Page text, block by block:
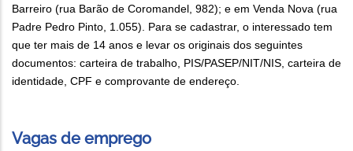
Barreiro (rua Barão de Coromandel, 982); e em Venda Nova (rua
Padre Pedro Pinto, 1.055). Para se cadastrar, o interessado tem
que ter mais de 14 anos e levar os originais dos seguintes
documentos: carteira de trabalho, PIS/PASEP/NIT/NIS, carteira de
identidade, CPF e comprovante de endereço.
Vagas de emprego